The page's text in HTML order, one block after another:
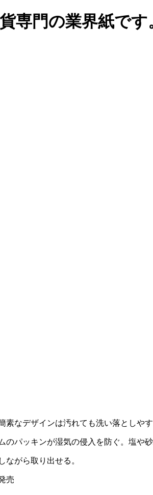
専門の業界紙で
なデザインは汚れても洗い落としやす
パッキンが湿気の侵入を防ぐ。塩や
がら取り出せる。
売